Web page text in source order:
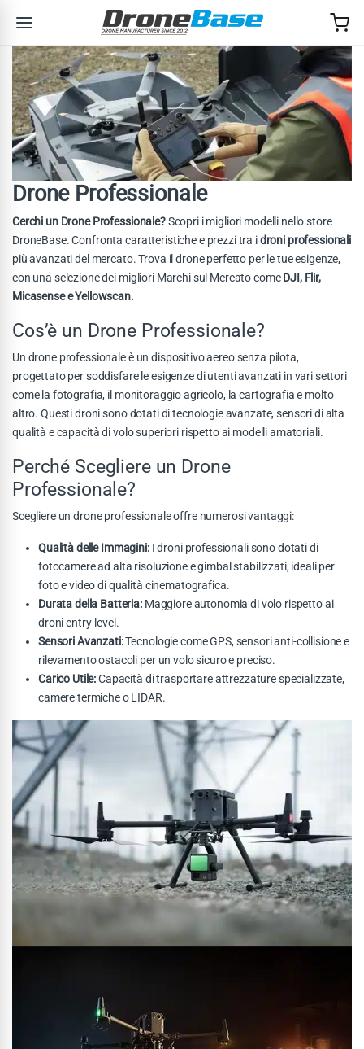
Drone Professionale
Cerchi un Drone Professionale?Scopri i migliori modelli nello store
DroneBase. Confronta caratteristiche e prezzi tra idroni professionali
più avanzati del mercato. Trova il drone perfetto per le tue esigenze,
con una selezione dei migliori Marchi sul Mercato comeDJI, Flir,
Micasense e Yellowscan.
Cos’è un Drone Professionale?
Un drone professionale è un dispositivo aereo senza pilota,
progettato per soddisfare le esigenze di utenti avanzati in vari settori
come la fotografia, il monitoraggio agricolo, la cartografia e molto
altro. Questi droni sono dotati di tecnologie avanzate, sensori di alta
qualità e capacità di volo superiori rispetto ai modelli amatoriali.
Perché Scegliere un Drone
Professionale?
Scegliere un drone professionale offre numerosi vantaggi:
Qualità delle Immagini:I droni professionali sono dotati di
fotocamere ad alta risoluzione e gimbal stabilizzati, ideali per
foto e video di qualità cinematografica.
Durata della Batteria:Maggiore autonomia di volo rispetto ai
droni entry-level.
Sensori Avanzati:Tecnologie come GPS, sensori anti-collisione e
rilevamento ostacoli per un volo sicuro e preciso.
Carico Utile:Capacità di trasportare attrezzature specializzate,
camere termiche o LIDAR.